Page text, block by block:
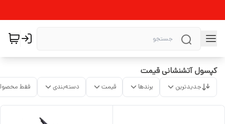
کپسول آتشنشانی قیمت
جدیدترین برندها قیمت دسته‌بندی فقط